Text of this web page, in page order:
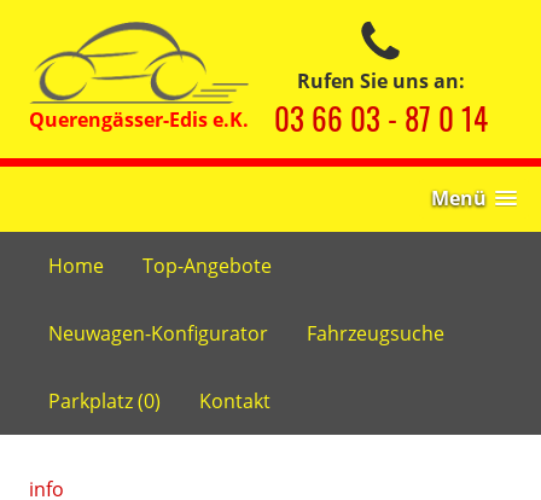
Rufen Sie uns an:
03 66 03 - 87 0 14
Menü
Home Top-Angebote
Neuwagen-Konfigurator Fahrzeugsuche
Parkplatz (0) Kontakt
info